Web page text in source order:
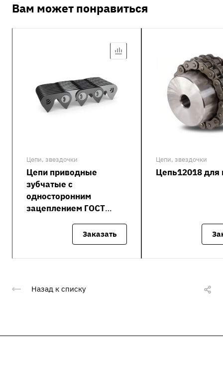
Вам может понравиться
Цепи, звездочки
Цепи приводные
зубчатые с
односторонним
зацеплением ГОСТ
Заказать
Цепи, звездочки
Цепь12018
Назад к списку